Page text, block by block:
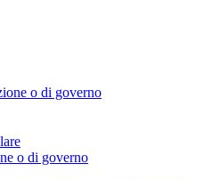
o di governo
o di governo